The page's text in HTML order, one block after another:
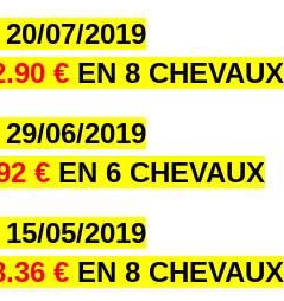
07/2019
€ EN 8 CHEVAUX
06/2019
€ EN 6 CHEVAUX
05/2019
€ EN 8 CHEVAUX